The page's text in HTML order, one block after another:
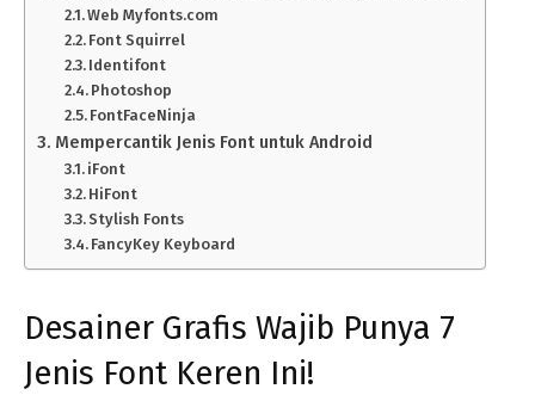
Web Myfonts.com
Font Squirrel
Identifont
Photoshop
FontFaceNinja
Mempercantik Jenis Font untuk Android
iFont
HiFont
Stylish Fonts
FancyKey Keyboard
Desainer Grafis Wajib Punya 7
Jenis Font Keren Ini!